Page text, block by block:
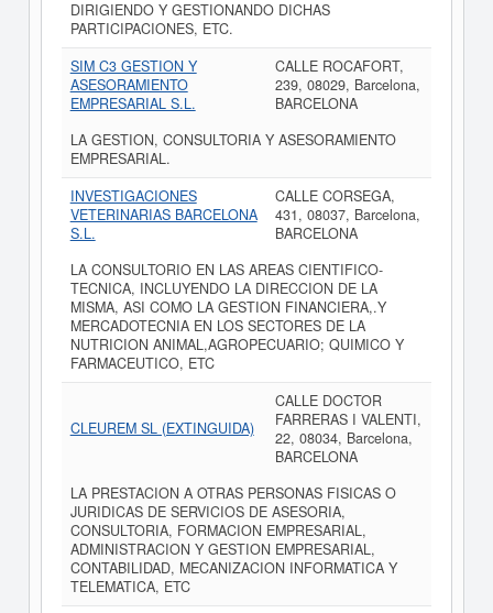
DIRIGIENDO Y GESTIONANDO DICHAS
PARTICIPACIONES, ETC.
SIM C3 GESTION Y
ASESORAMIENTO
EMPRESARIAL S.L.
CALLE ROCAFORT,
239, 08029, Barcelona,
BARCELONA
LA GESTION, CONSULTORIA Y ASESORAMIENTO
EMPRESARIAL.
INVESTIGACIONES
VETERINARIAS BARCELONA
S.L.
CALLE CORSEGA,
431, 08037, Barcelona,
BARCELONA
LA CONSULTORIO EN LAS AREAS CIENTIFICO-
TECNICA, INCLUYENDO LA DIRECCION DE LA
MISMA, ASI COMO LA GESTION FINANCIERA,.Y
MERCADOTECNIA EN LOS SECTORES DE LA
NUTRICION ANIMAL,AGROPECUARIO; QUIMICO Y
FARMACEUTICO, ETC
CLEUREM SL (EXTINGUIDA)
CALLE DOCTOR
FARRERAS I VALENTI,
22, 08034, Barcelona,
BARCELONA
LA PRESTACION A OTRAS PERSONAS FISICAS O
JURIDICAS DE SERVICIOS DE ASESORIA,
CONSULTORIA, FORMACION EMPRESARIAL,
ADMINISTRACION Y GESTION EMPRESARIAL,
CONTABILIDAD, MECANIZACION INFORMATICA Y
TELEMATICA, ETC